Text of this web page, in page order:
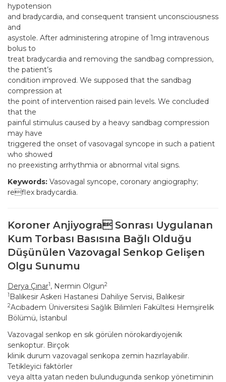
hypotension
and bradycardia, and consequent transient unconsciousness
and
asystole. After administering atropine of 1mg intravenous
bolus to
treat bradycardia and removing the sandbag compression,
the patient’s
condition improved. We supposed that the sandbag
compression at
the point of intervention raised pain levels. We concluded
that the
painful stimulus caused by a heavy sandbag compression
may have
triggered the onset of vasovagal syncope in such a patient
who showed
no preexisting arrhythmia or abnormal vital signs.
Keywords: Vasovagal syncope, coronary angiography;
reflex bradycardia.
Koroner Anjiyogra Sonrası Uygulanan
Kum Torbası Basısına Bağlı Olduğu
Düşünülen Vazovagal Senkop Gelişen
Olgu Sunumu
Derya Çınar1, Nermin Olgun2
1 Balıkesir Askeri Hastanesi Dahiliye Servisi, Balıkesir
2Acıbadem Üniversitesi Sağlık Bilimleri Fakültesi Hemşirelik
Bölümü, İstanbul
Vazovagal senkop en sık görülen nörokardiyojenik
senkoptur. Birçok
klinik durum vazovagal senkopa zemin hazırlayabilir.
Tetikleyici faktörler
veya altta yatan neden bulundugunda senkop yönetiminin